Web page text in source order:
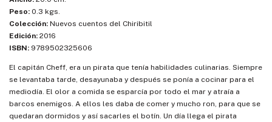
Peso: 0.3 kgs.
Colección: Nuevos cuentos del Chiribitil
Edición: 2016
ISBN: 9789502325606
El capitán Cheff, era un pirata que tenía habilidades culinarias. Siempre
se levantaba tarde, desayunaba y después se ponía a cocinar para el
mediodía. El olor a comida se esparcía por todo el mar y atraía a
barcos enemigos. A ellos les daba de comer y mucho ron, para que se
quedaran dormidos y así sacarles el botín. Un día llega el pirata